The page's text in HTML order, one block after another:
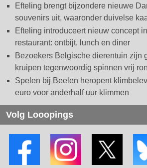
Efteling brengt bijzondere nieuwe
souvenirs uit, waaronder duivelse
Efteling introduceert nieuw concept
restaurant: ontbijt, lunch en diner
Bezoekers Belgische dierentuin zijn
kruipen tegenwoordig spinnen vrij
Spelen bij Beelen heropent
euro voor anderhalf uur klimmen
Volg Looopings